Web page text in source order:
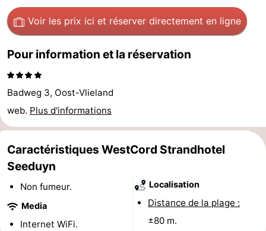
faire
d'intérêt
-
Musées
-
Monuments
-
de
vue
Attractions
-
Croisières
-
Terrains
de
Nature
Visites
Voir les prix ici et réserver directement en ligne
Pour information et la réservation
Badweg 3, Oost-Vlieland
web. Plus d'informations
Caractéristiques WestCord Strandhotel
Seeduyn
Non fumeur.
Media
Internet WiFi.
Localisation
Distance de la plage :
±80 m.